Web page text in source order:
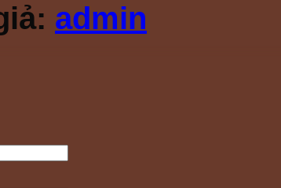
admin